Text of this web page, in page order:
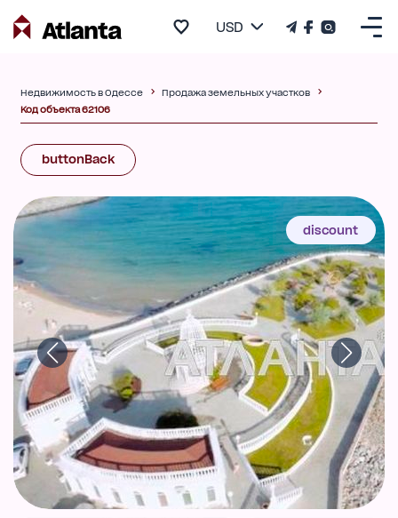
USD
Недвижимость в Одессе
Продажа земельных участков
Код объекта 62106
buttonBack
discount